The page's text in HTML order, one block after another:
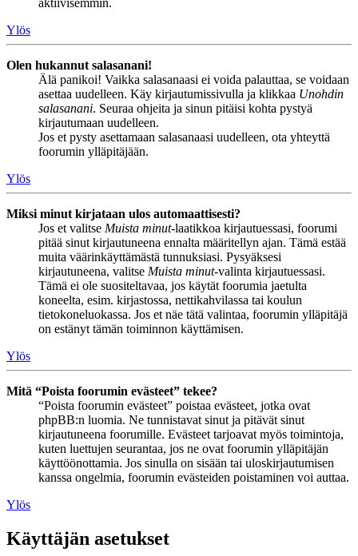
aktiivisemmin.
Ylös
Olen hukannut salasanani!
Älä panikoi! Vaikka salasanaasi ei voida palauttaa, se voidaan
asettaa uudelleen. Käy kirjautumissivulla ja klikkaa Unohdin
salasanani. Seuraa ohjeita ja sinun pitäisi kohta pystyä
kirjautumaan uudelleen.
Jos et pysty asettamaan salasanaasi uudelleen, ota yhteyttä
foorumin ylläpitäjään.
Ylös
Miksi minut kirjataan ulos automaattisesti?
Jos et valitse Muista minut-laatikkoa kirjautuessasi, foorumi
pitää sinut kirjautuneena ennalta määritellyn ajan. Tämä estää
muita väärinkäyttämästä tunnuksiasi. Pysyäksesi
kirjautuneena, valitse Muista minut-valinta kirjautuessasi.
Tämä ei ole suositeltavaa, jos käytät foorumia jaetulta
koneelta, esim. kirjastossa, nettikahvilassa tai koulun
tietokoneluokassa. Jos et näe tätä valintaa, foorumin ylläpitäjä
on estänyt tämän toiminnon käyttämisen.
Ylös
Mitä “Poista foorumin evästeet” tekee?
“Poista foorumin evästeet” poistaa evästeet, jotka ovat
phpBB:n luomia. Ne tunnistavat sinut ja pitävät sinut
kirjautuneena foorumille. Evästeet tarjoavat myös toimintoja,
kuten luettujen seurantaa, jos ne ovat foorumin ylläpitäjän
käyttöönottamia. Jos sinulla on sisään tai uloskirjautumisen
kanssa ongelmia, foorumin evästeiden poistaminen voi auttaa.
Ylös
Käyttäjän asetukset